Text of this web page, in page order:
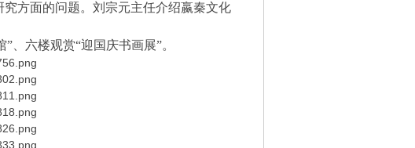
方面的问题。刘宗元主任介绍嬴秦文化
六楼观赏“迎国庆书画展”。